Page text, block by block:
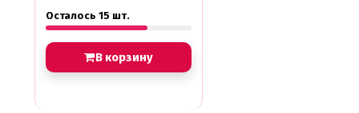
Осталось 15 шт.
В корзину